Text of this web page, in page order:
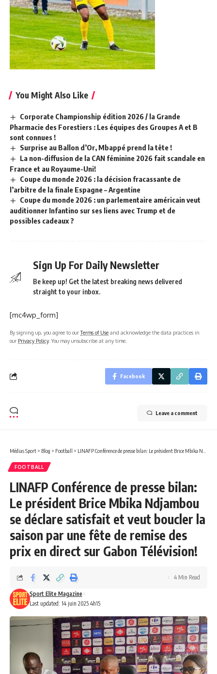
You Might Also Like
Corporate Championship édition 2026 / la Grande
Pharmacie des Forestiers : Les équipes des Groupes A et B
sont connues !
Surprise au Ballon d’Or, Mbappé prend la tête !
La non-diffusion de la CAN féminine 2026 fait scandale en
France et au Royaume-Uni!
Coupe du monde 2026 : la décision fracassante de
l’arbitre de la finale Espagne – Argentine
Coupe du monde 2026 : un parlementaire américain veut
auditionner Infantino sur ses liens avec Trump et de
possibles cadeaux ?
Sign Up For Daily Newsletter
Be keep up! Get the latest breaking news delivered
straight to your inbox.
[mc4wp_form]
By signing up, you agree to ourTerms of Use and acknowledge the data practices in
our Privacy Policy. You may unsubscribe at any time.
Facebook
Leave a comment
Médias Sport > Blog > Football > LINAFP Conférence de presse bilan: Le président Brice Mbika Ndjambou se déclare satisfait et veut boucler la saison par une fête de remise des prix en direct sur Gabon Télévision!
FOOTBALL
LINAFP Conférence de presse bilan:
Le président Brice Mbika Ndjambou
se déclare satisfait et veut boucler la
saison par une fête de remise des
prix en direct sur Gabon Télévision!
Last updated: 14 juin 2025 4h15
Sport Elite Magazine
4 Min Read